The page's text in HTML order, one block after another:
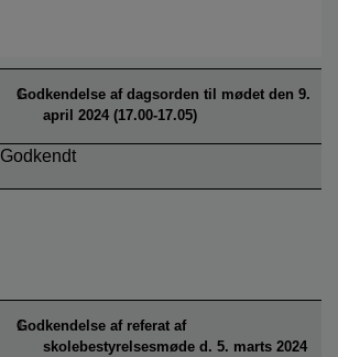
Godkendelse af dagsorden til mødet den 9.
april 2024 (17.00-17.05)
Godkendt
Godkendelse af referat af
skolebestyrelsesmøde d. 5. marts 2024